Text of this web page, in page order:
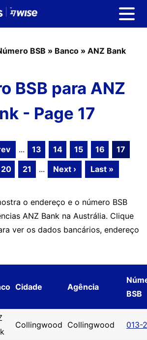
BSB » Banco » ANZ Bank
BSB para ANZ
- Page 17
... 13 14 15 16
17
20 21 ... Next › Last »
o endereço e o número BSB
ANZ Bank na Austrália. Clique
ver os dados bancários, endereço
Cidade Agência
BSB
Collingwood Collingwood 013-